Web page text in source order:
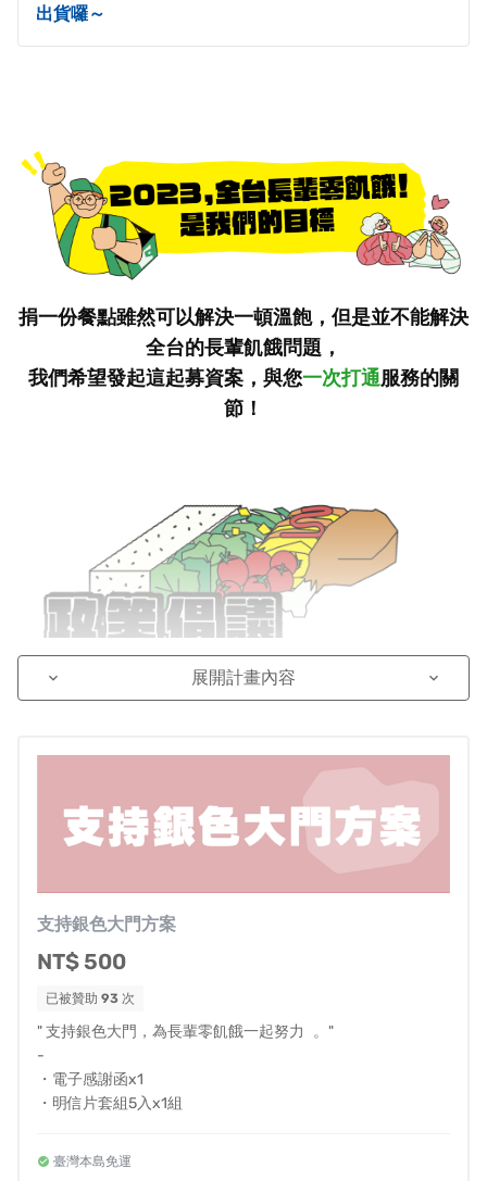
出貨囉～
捐一份餐點雖然可以解決一頓溫飽，但是並不能解決
全台的長輩飢餓問題，
我們希望發起這起募資案，與您一次打通服務的關
節！
讓全台都可啟動送餐的方式，就是佈建好每一座城市的當
地資源，從連結在地既有送餐單位、非營利組織、有志加
keyboard_arrow_down 展開計畫內容 keyboard_arrow_down
支持銀色大門方案
NT$ 500
已被贊助 93 次
" 支持銀色大門，為長輩零飢餓一起努力 。"
-
・電子感謝函x1
・明信片套組5入x1組
臺灣本島免運